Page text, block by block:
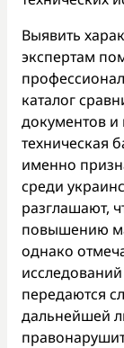
Выявить
экспертам
каталог
документов и
техническая
именно
среди
разглашают,
повышению
однако
передаются
дальнейшей